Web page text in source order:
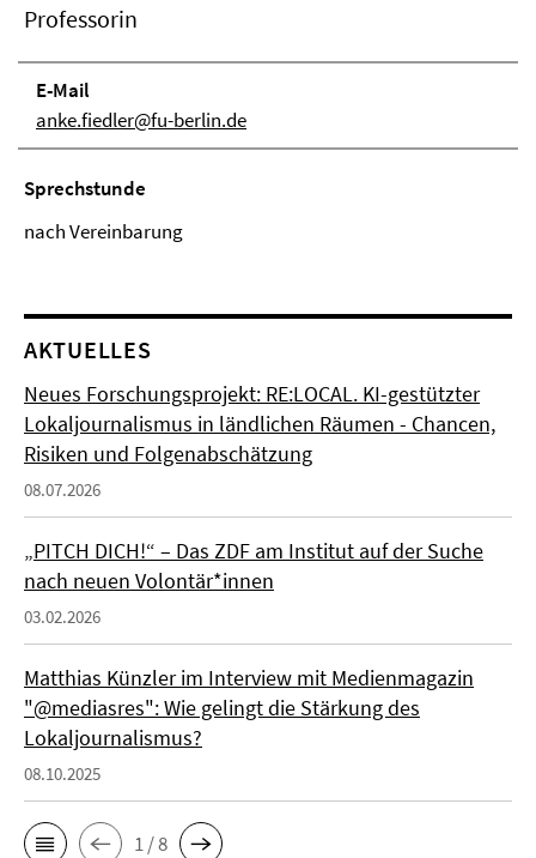
Professorin
E-Mail
anke.fiedler@fu-berlin.de
Sprechstunde
nach Vereinbarung
AKTUELLES
Neues Forschungsprojekt: RE:LOCAL. KI-gestützter
Lokaljournalismus in ländlichen Räumen - Chancen,
Risiken und Folgenabschätzung
08.07.2026
„PITCH DICH!“ – Das ZDF am Institut auf der Suche
nach neuen Volontär*innen
03.02.2026
Matthias Künzler im Interview mit Medienmagazin
"@mediasres": Wie gelingt die Stärkung des
Lokaljournalismus?
08.10.2025
1 / 8